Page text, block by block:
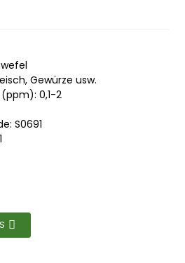
Gewürze usw.
0,1-2
S0691